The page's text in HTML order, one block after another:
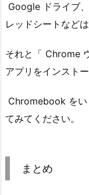
Google ドライブ
レッドシートなど
それと「 Chrome
アプリをインスト
Chromebook をい
てみてください。
まとめ